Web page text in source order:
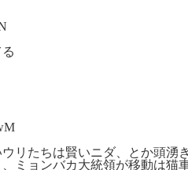
リたちは賢いニダ、とか頭湧
ミョンバカ大統領が移動は猫